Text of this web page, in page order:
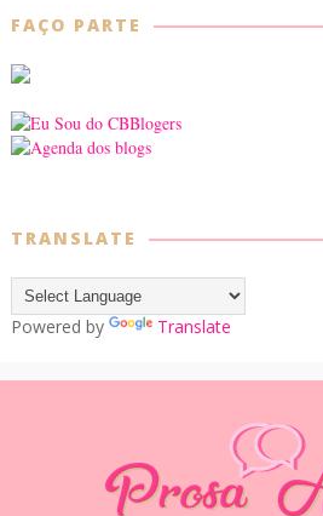
FAÇO PARTE
TRANSLATE
Powered by Translate